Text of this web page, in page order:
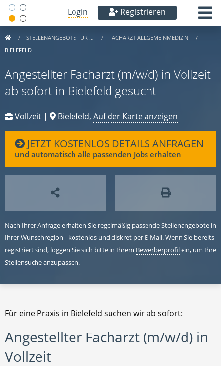
Login Registrieren
STELLENANGEBOTE FÜR …
FACHARZT ALLGEMEINMEDIZIN
BIELEFELD
Angestellter Facharzt (m/w/d) in Vollzeit
ab sofort in Bielefeld gesucht
Vollzeit | Bielefeld, Auf der Karte anzeigen
JETZT KOSTENLOS DETAILS ANFRAGEN
und automatisch alle passenden Jobs erhalten
Nach Ihrer Anfrage erhalten Sie regelmäßig passende Stellenangebote in
Ihrer Wunschregion - kostenlos und diskret per E-Mail. Wenn Sie bereits
registriert sind, loggen Sie sich bitte in Ihrem Bewerberprofilein, um Ihre
Stellensuche anzupassen.
Für eine Praxis in Bielefeld suchen wir ab sofort:
Angestellter Facharzt (m/w/d) in
Vollzeit